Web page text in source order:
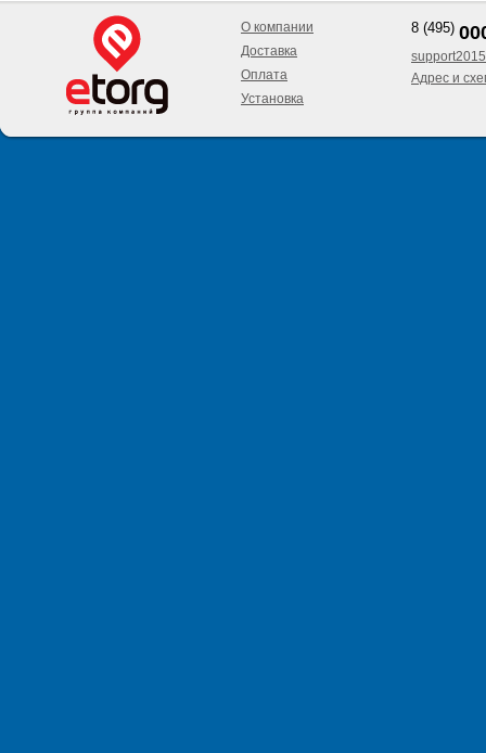
О компании
Доставка
Оплата
Установка
8 (495)
Адрес и